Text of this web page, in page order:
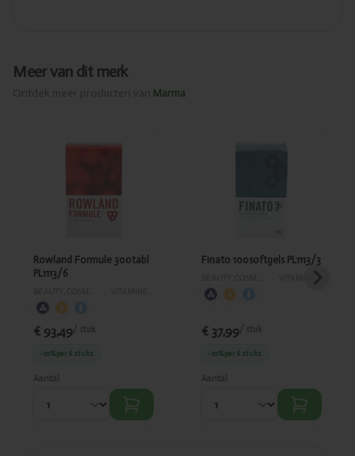
Meer van dit merk
Ontdek meer producten van Marma
Toegevoegd
PL1113/6
Rowland Formule 300tabl
PL1113/6
€ 93,49/ stuk
-10%per 6 stuks
Aantal
Finato 100softgels PL1113/3
VITAMINES EN SUPPLEMENTEN
€ 37,99/ stuk
-10%per 6 stuks
Aantal